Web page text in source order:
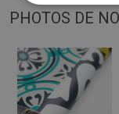
PHOTOS DE